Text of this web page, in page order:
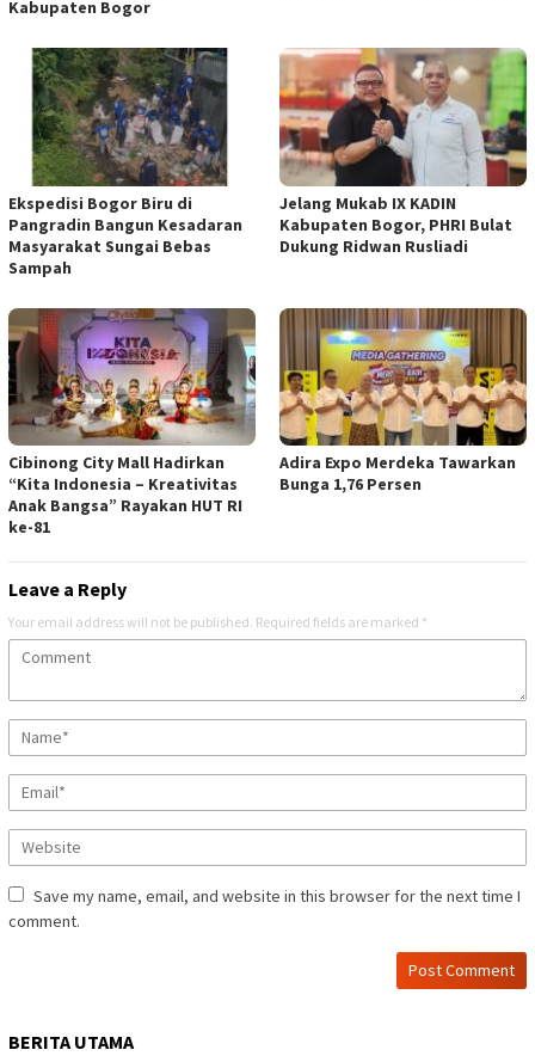
Kabupaten Bogor
Ekspedisi Bogor Biru di
Pangradin Bangun Kesadaran
Masyarakat Sungai Bebas
Sampah
Jelang Mukab IX KADIN
Kabupaten Bogor, PHRI Bulat
Dukung Ridwan Rusliadi
Cibinong City Mall Hadirkan
“Kita Indonesia – Kreativitas
Anak Bangsa” Rayakan HUT RI
ke-81
Adira Expo Merdeka Tawarkan
Bunga 1,76 Persen
Leave a Reply
Your email address will not be published. Required fields are marked *
Save my name, email, and website in this browser for the next time I
comment.
BERITA UTAMA